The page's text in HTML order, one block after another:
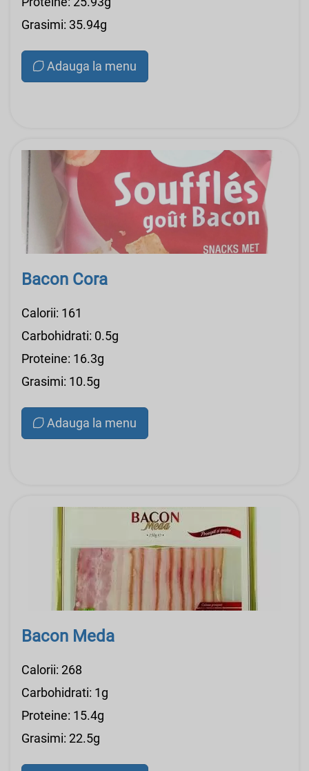
Grasimi: 35.94g
Adauga la menu
Bacon Cora
Calorii: 161
Carbohidrati: 0.5g
Proteine: 16.3g
Grasimi: 10.5g
Adauga la menu
Bacon Meda
Calorii: 268
Carbohidrati: 1g
Proteine: 15.4g
Grasimi: 22.5g